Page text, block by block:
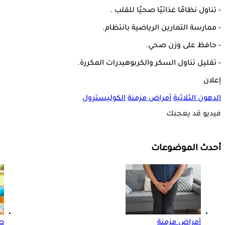
- تناول نظامًا غذائيًا صحيًا للقلب .
- ممارسة التمارين الرياضية بانتظام.
- حافظ على وزن صحي.
- تقليل تناول السكر والكربوهيدرات المكررة.
إعلان
الدهون الثلاثية أمراض مزمنة الكوليسترول
فيديو قد يعجبك
أحدث الموضوعات
أمراض مزمنة